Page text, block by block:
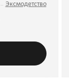
Эксмодетство